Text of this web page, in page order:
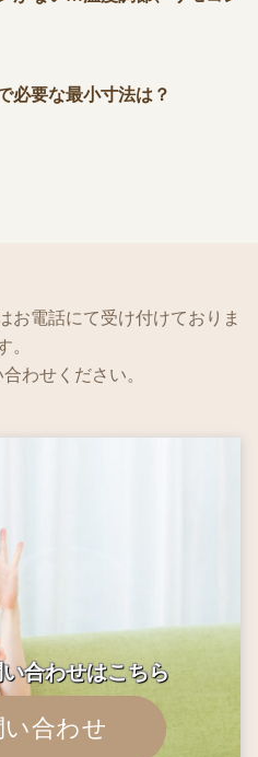
必要な最小寸法は？
お電話にて受け付けておりま
。
わせください。
合わせはこちら
い合わせ